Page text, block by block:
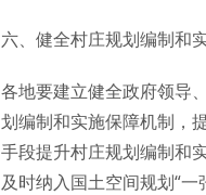
六、健全村庄规划编制和
各地要建立健全政府领导
划编制和实施保障机制，
手段提升村庄规划编制和
及时纳入国土空间规划“